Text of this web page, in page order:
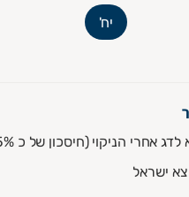
יח'
אחרי הניקוי (חיסכון של כ 25%)
ישראל